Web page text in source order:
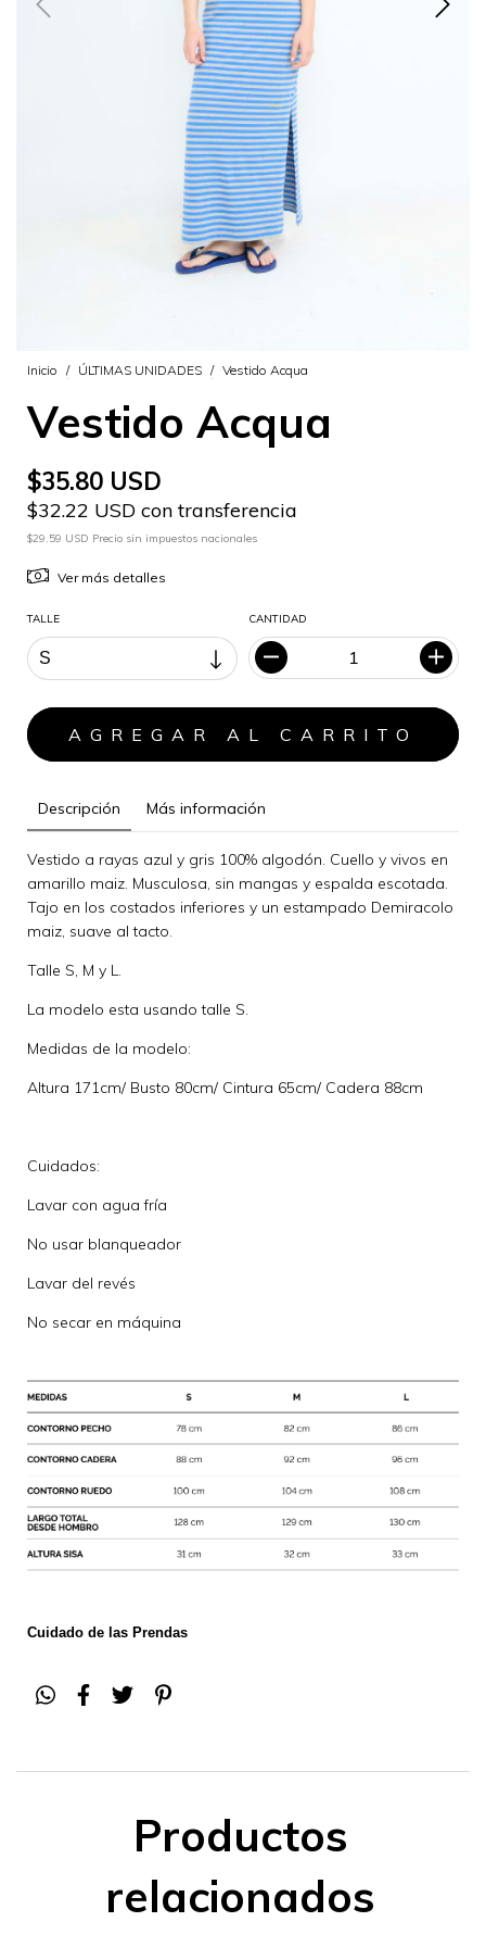
Inicio / ÚLTIMAS UNIDADES / Vestido Acqua
Vestido Acqua
$35.80 USD
$32.22 USD con transferencia
$29.59 USD Precio sin impuestos nacionales
Ver más detalles
TALLE CANTIDAD
Descripción Más información
Vestido a rayas azul y gris 100% algodón. Cuello y vivos en
amarillo maiz. Musculosa, sin mangas y espalda escotada.
Tajo en los costados inferiores y un estampado Demiracolo
maiz, suave al tacto.
Talle S, M y L.
La modelo esta usando talle S.
Medidas de la modelo:
Altura 171cm/ Busto 80cm/ Cintura 65cm/ Cadera 88cm
Cuidados:
Lavar con agua fría
No usar blanqueador
Lavar del revés
No secar en máquina
Cuidado de las Prendas
Productos
relacionados